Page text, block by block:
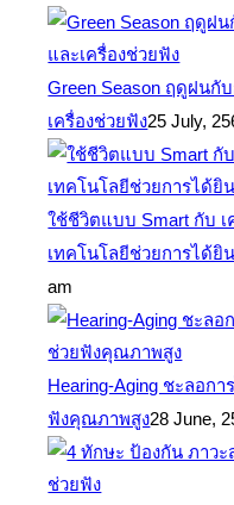
Green Season ฤดูฝนกั
เครื่องช่วยฟัง25 July,
ใช้ชีวิตแบบ Smart กับ เ
เทคโนโลยีช่วยการได้ยิ
am
Hearing-Aging ชะลอก
ฟังคุณภาพสูง28 June,